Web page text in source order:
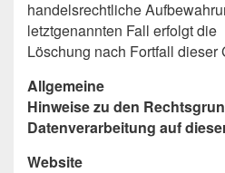
handelsrechtliche
letztgenannten Fall erfolgt die
Löschung nach Fortfall dieser
Allgemeine
Hinweise zu den
Datenverarbeitung auf
Website